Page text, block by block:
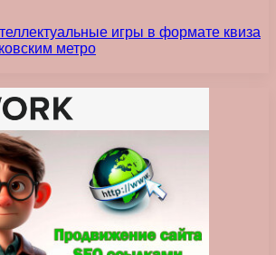
игры в формате квиза
метро